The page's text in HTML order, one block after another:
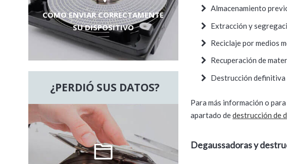
Almacenamiento
Extracción y
Reciclaje por medios
Recuperación de
Destrucción definitiva
Para más información o
apartado dedestrucción de
Degaussadoras y
CÓMO ENVIAR CORRECTAMENTE
SU DISPOSITIVO
¿PERDIÓ SUS DATOS?